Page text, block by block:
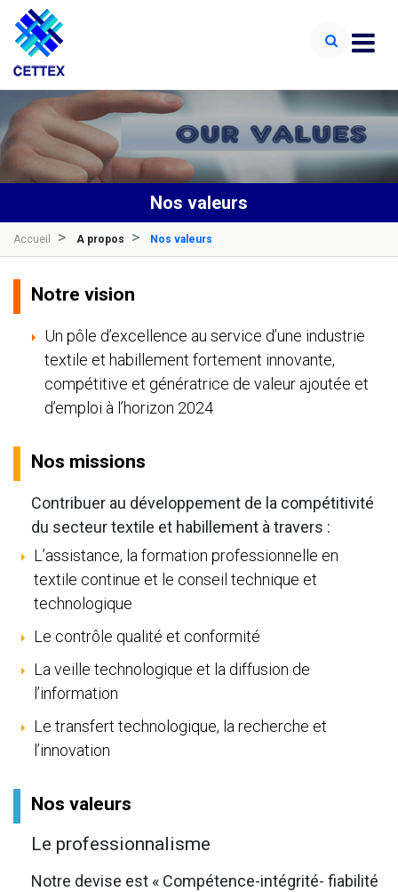
Nos valeurs
Accueil A propos Nos valeurs
Notre vision
Un pôle d’excellence au service d’une industrie
textile et habillement fortement innovante,
compétitive et génératrice de valeur ajoutée et
d’emploi à l’horizon 2024
Nos missions
Contribuer au développement de la compétitivité
du secteur textile et habillement à travers :
L’assistance, la formation professionnelle en
textile continue et le conseil technique et
technologique
Le contrôle qualité et conformité
La veille technologique et la diffusion de
l’information
Le transfert technologique, la recherche et
l’innovation
Nos valeurs
Le professionnalisme
Notre devise est « Compétence-intégrité- fiabilité